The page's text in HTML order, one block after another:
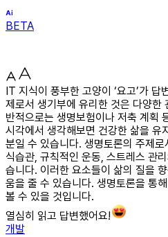
BETA
IT 지식이 풍부한 고양이 ‘요고’가
제로서 생기부에 유리한 것은 다양한
반적으로는 생명보험이나 저축 계획
시각에서 생각해보면 건강한 삶을 유
분일 수 있습니다. 생명토론의 주제
식습관, 규칙적인 운동, 스트레스 관
습니다. 이러한 요소들이 삶의 질을
움을 줄 수 있습니다. 생명토론을 통
볼 수 있을 것입니다.
열심히 읽고 답변했어요!
개발